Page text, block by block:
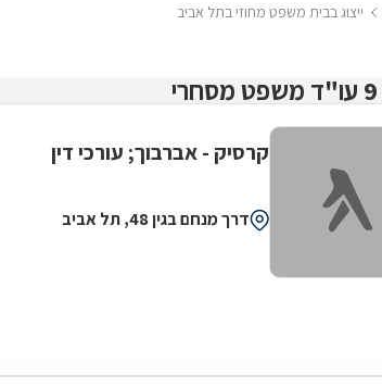
ייצוג בבית משפט מחוזי בתל אביב
קרסיק - אברבוך; עורכי דין
דרך מנחם בגין 48, תל אביב